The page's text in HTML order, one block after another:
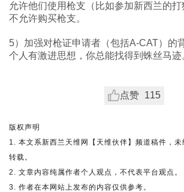
允许他们使用枪支（比如参加新西兰的
不允许购买枪支。
5）加强对枪证申请者（包括A-CAT）的
个人有激进思想，你总能找得到蛛丝马迹
点赞 115
版权声明
1. 本文系新西兰天维网【天维伙伴】频道稿件，
转载。
2. 文章内容纯属作者个人观点，不代表平台观点。
3. 作者在本网站上发布的内容仅供参考。